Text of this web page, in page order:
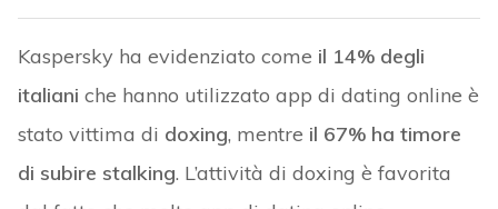
Kaspersky ha evidenziato come il 14% degli
italiani che hanno utilizzato app di dating online è
stato vittima di doxing, mentre il 67% ha timore
di subire stalking. L’attività di doxing è favorita